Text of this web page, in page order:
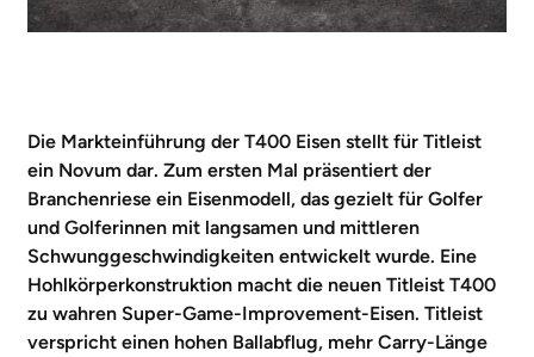
Die Markteinführung der T400 Eisen stellt für Titleist
ein Novum dar. Zum ersten Mal präsentiert der
Branchenriese ein Eisenmodell, das gezielt für Golfer
und Golferinnen mit langsamen und mittleren
Schwunggeschwindigkeiten entwickelt wurde. Eine
Hohlkörperkonstruktion macht die neuen Titleist T400
zu wahren Super-Game-Improvement-Eisen. Titleist
verspricht einen hohen Ballabflug, mehr Carry-Länge